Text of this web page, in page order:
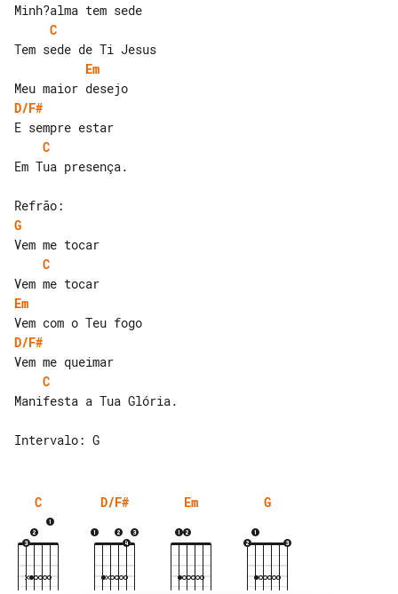
C
Em
D/F#
C
Em Tua presença.
G
C
Em
D/F#
C
Manifesta a Tua Glória.
C D/F# Em G